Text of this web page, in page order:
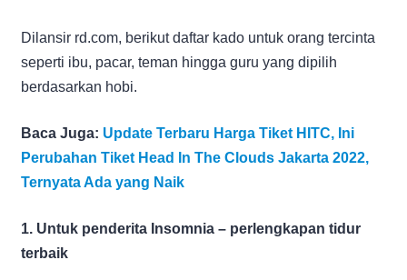
Dilansir rd.com, berikut daftar kado untuk orang tercinta
seperti ibu, pacar, teman hingga guru yang dipilih
berdasarkan hobi.
Baca Juga: Update Terbaru Harga Tiket HITC, Ini
Perubahan Tiket Head In The Clouds Jakarta 2022,
Ternyata Ada yang Naik
1. Untuk penderita Insomnia – perlengkapan tidur
terbaik